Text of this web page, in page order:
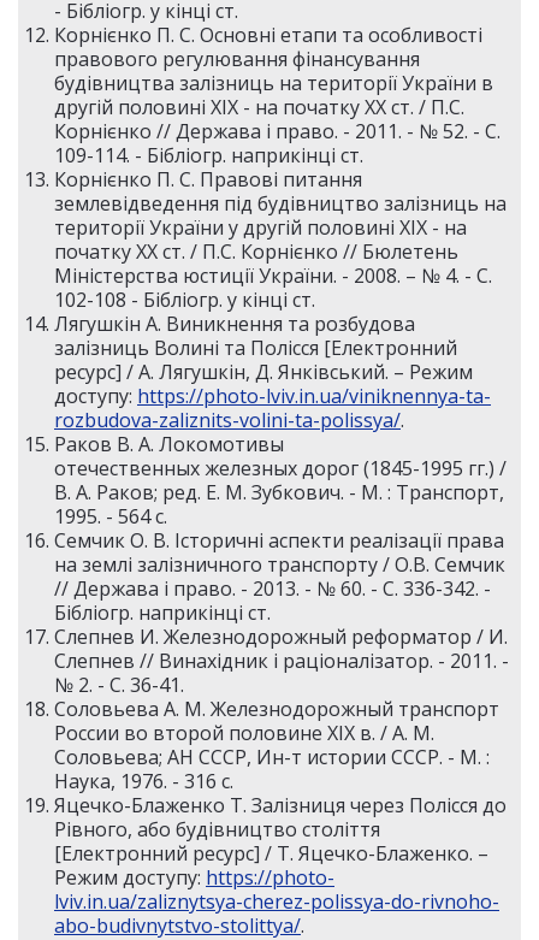
- Бібліогр. у кінці ст.
Корнієнко П. С. Основні етапи та особливості
правового регулювання фінансування
будівництва залізниць на території України в
другій половині XIX - на початку XX ст. / П.С.
Корнієнко // Держава і право. - 2011. - № 52. - С.
109-114. - Бібліогр. наприкінці ст.
Корнієнко П. С. Правові питання
землевідведення під будівництво залізниць на
території України у другій половині XIX - на
початку XX ст. / П.С. Корнієнко // Бюлетень
Міністерства юстиції України. - 2008. – № 4. - С.
102-108 - Бібліогр. у кінці ст.
Лягушкін А. Виникнення та розбудова
залізниць Волині та Полісся [Електронний
ресурс] / А. Лягушкін, Д. Янківський. – Режим
доступу: https://photo-lviv.in.ua/viniknennya-ta-
rozbudova-zaliznits-volini-ta-polissya/.
Раков В. А. Локомотивы
отечественных железных дорог (1845-1995 гг.) /
В. А. Раков; ред. Е. М. Зубкович. - М. : Транспорт,
1995. - 564 c.
Семчик О. В. Історичні аспекти реалізації права
на землі залізничного транспорту / О.В. Семчик
// Держава і право. - 2013. - № 60. - С. 336-342. -
Бібліогр. наприкінці ст.
Слепнев И. Железнодорожный реформатор / И.
Слепнев // Винахідник і раціоналізатор. - 2011. -
№ 2. - С. 36-41.
Соловьева А. М. Железнодорожный транспорт
России во второй половине XIX в. / А. М.
Соловьева; АН СССР, Ин-т истории СССР. - М. :
Наука, 1976. - 316 c.
Яцечко-Блаженко Т. Залізниця через Полісся до
Рівного, або будівництво століття
[Електронний ресурс] / Т. Яцечко-Блаженко. –
Режим доступу: https://photo-
lviv.in.ua/zaliznytsya-cherez-polissya-do-rivnoho-
abo-budivnytstvo-stolittya/.